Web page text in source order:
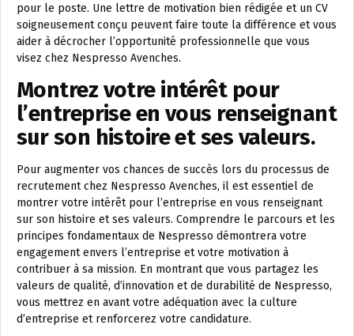
pour le poste. Une lettre de motivation bien rédigée et un CV
soigneusement conçu peuvent faire toute la différence et vous
aider à décrocher l’opportunité professionnelle que vous
visez chez Nespresso Avenches.
Montrez votre intérêt pour
l’entreprise en vous renseignant
sur son histoire et ses valeurs.
Pour augmenter vos chances de succès lors du processus de
recrutement chez Nespresso Avenches, il est essentiel de
montrer votre intérêt pour l’entreprise en vous renseignant
sur son histoire et ses valeurs. Comprendre le parcours et les
principes fondamentaux de Nespresso démontrera votre
engagement envers l’entreprise et votre motivation à
contribuer à sa mission. En montrant que vous partagez les
valeurs de qualité, d’innovation et de durabilité de Nespresso,
vous mettrez en avant votre adéquation avec la culture
d’entreprise et renforcerez votre candidature.